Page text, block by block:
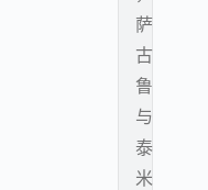
萨
古
鲁
与
泰
米